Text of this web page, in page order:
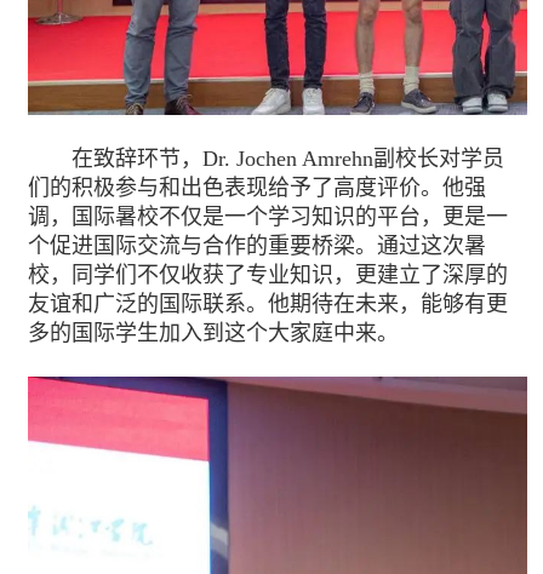
在致辞环节，Dr. Jochen Amrehn副校长对学员
们的积极参与和出色表现给予了高度评价。他强
调，国际暑校不仅是一个学习知识的平台，更是一
个促进国际交流与合作的重要桥梁。通过这次暑
校，同学们不仅收获了专业知识，更建立了深厚的
友谊和广泛的国际联系。他期待在未来，能够有更
多的国际学生加入到这个大家庭中来。